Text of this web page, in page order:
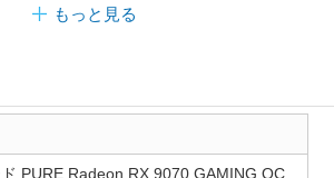
もっと見る
PURE Radeon RX 9070 GAMING OC